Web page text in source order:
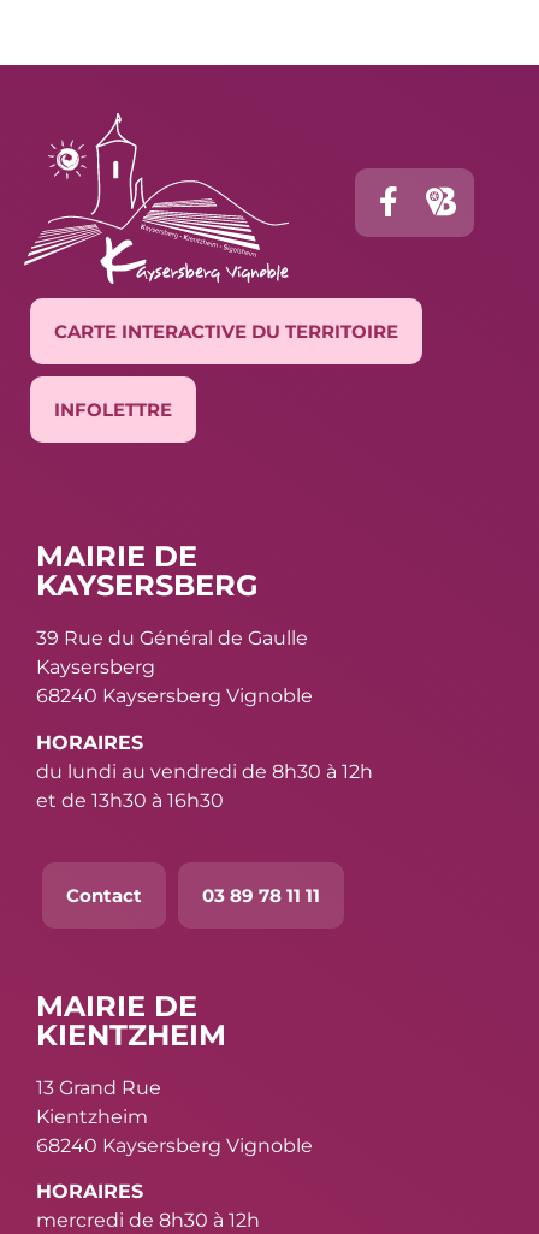
CARTE INTERACTIVE DU TERRITOIRE
INFOLETTRE
MAIRIE DE
KAYSERSBERG
39 Rue du Général de Gaulle
Kaysersberg
68240 Kaysersberg Vignoble
HORAIRES
du lundi au vendredi de 8h30 à 12h
et de 13h30 à 16h30
Contact 03 89 78 11 11
MAIRIE DE
KIENTZHEIM
13 Grand Rue
Kientzheim
68240 Kaysersberg Vignoble
HORAIRES
mercredi de 8h30 à 12h